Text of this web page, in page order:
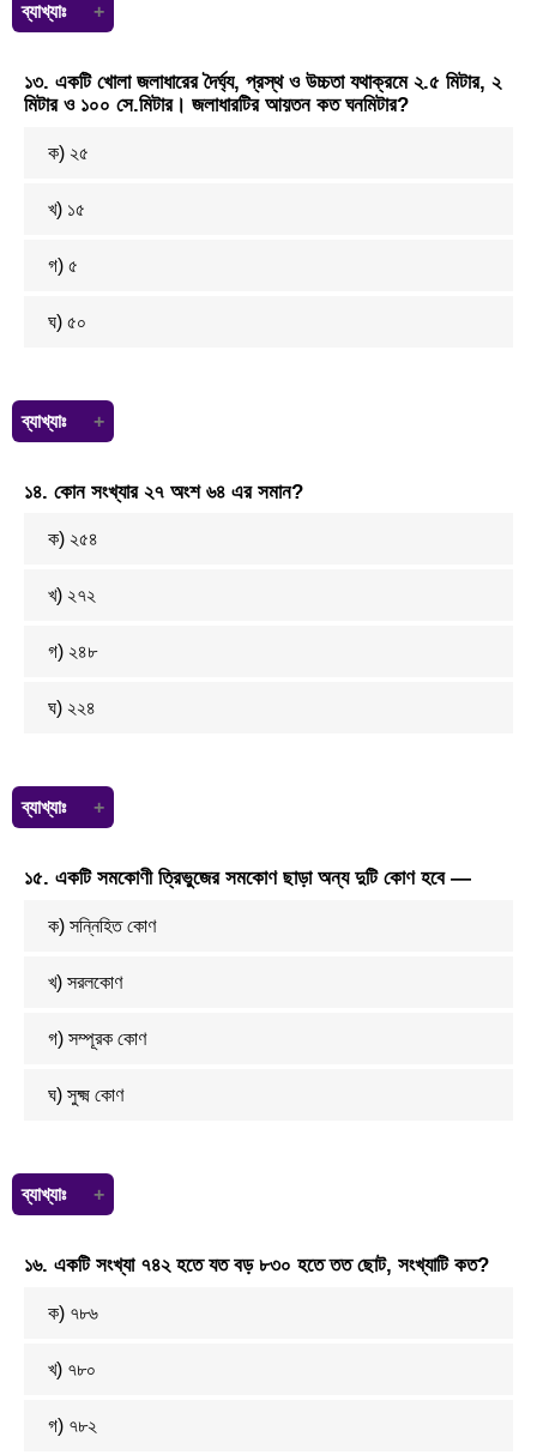
ব্যাখ্যাঃ
=১২২
১৩. একটি খোলা জলাধারের দৈর্ঘ্য, প্রস্থ ও উচ্চতা যথাক্রমে ২.৫ মিটার, ২
মিটার ও ১০০ সে.মিটার। জলাধারটির আয়তন কত ঘনমিটার?
ক) ২৫
খ) ১৫
গ) ৫
ঘ) ৫০
ব্যাখ্যাঃ
আমরা জানি, আয়তন= (দৈর্ঘ্য× প্রস্হ× উচ্চতা) ঘনমিটার
= ৫ ঘন.মি
১৪. কোন সংখ্যার ২৭ অংশ ৬৪ এর সমান?
ক) ২৫৪
খ) ২৭২
গ) ২৪৮
ঘ) ২২৪
ব্যাখ্যাঃ
ধরি, সংখ্যাটি = ক
প্রশ্নমতে,
২ক৭= ৬৪
বা, ক =৪৪৮২
বা, ক = ২২৪
১৫. একটি সমকোণী ত্রিভুজের সমকোণ ছাড়া অন্য দুটি কোণ হবে —
ক) সন্নিহিত কোণ
খ) সরলকোণ
গ) সম্পূরক কোণ
ঘ) সুক্ষ্ম কোণ
ব্যাখ্যাঃ
একটি সমকোণী ত্রিভুজের একটি কোণ সমকোণ বা ৯০°
বাকি দুইটি কোন মিলে ৯০°।
কোণ বলা হয়।
১৬. একটি সংখ্যা ৭৪২ হতে যত বড় ৮৩০ হতে তত ছোট, সংখ্যাটি কত?
ক) ৭৮৬
খ) ৭৮০
গ) ৭৮২